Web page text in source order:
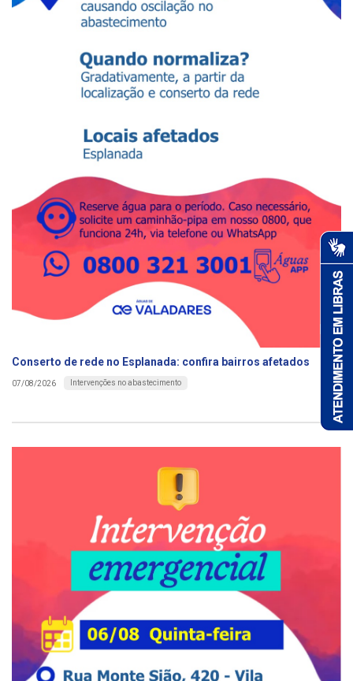
Conserto de rede no Esplanada: confira bairros afetados
07/08/2026 Intervenções no abastecimento